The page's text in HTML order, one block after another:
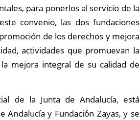
para ponerlos al servicio de la
convenio, las dos fundaciones
de los derechos y mejora
actividades que promuevan la
mejora integral de su calidad de
de la Junta de Andalucía, está
Andalucía y Fundación Zayas, y se